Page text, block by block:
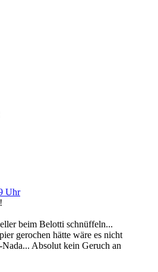
Uhr
beim Belotti schnüffeln...
gerochen hätte wäre es nicht
Absolut kein Geruch an